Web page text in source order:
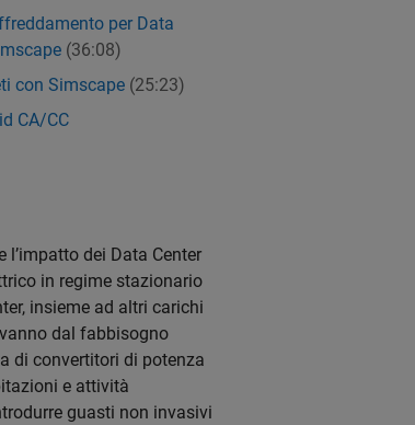
per Data
(36:08)
con Simscape (25:23)
CA/CC
l’impatto dei Data Center
in regime stazionario
insieme ad altri carichi
dal fabbisogno
di convertitori di potenza
e attività
guasti non invasivi